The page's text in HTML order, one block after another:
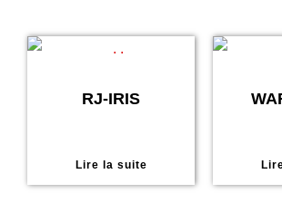
RJ-IRIS
Lire la suite